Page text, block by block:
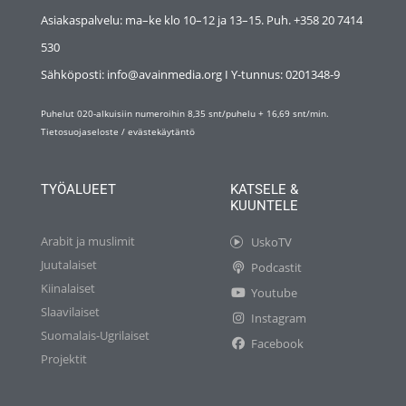
Asiakaspalvelu: ma–ke klo 10–12 ja 13–15. Puh. +358 20 7414
530
Sähköposti: info@avainmedia.org I Y-tunnus:0201348-9
Puhelut 020-alkuisiin numeroihin 8,35 snt/puhelu + 16,69 snt/min.
Tietosuojaseloste / evästekäytäntö
TYÖALUEET
Arabit ja muslimit
Juutalaiset
Kiinalaiset
Slaavilaiset
Suomalais-Ugrilaiset
Projektit
KATSELE &
KUUNTELE
UskoTV
Podcastit
Youtube
Instagram
Facebook